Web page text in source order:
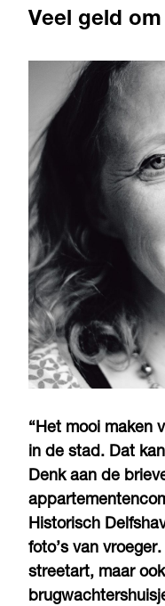
Veel geld
“Het mooi maken
in de stad. Dat
Denk aan de
Historisch
foto’s van
streetart, maar